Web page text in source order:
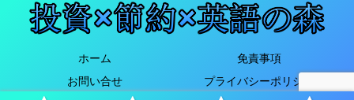
ホーム
免責事項
お問い合せ
プライバシーポリシー